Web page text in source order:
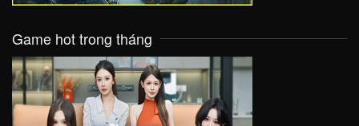
Game hot trong tháng
VIEW